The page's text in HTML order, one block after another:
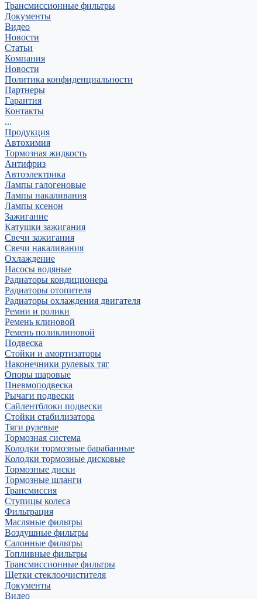
Трансмиссионные фильтры
Документы
Видео
Новости
Статьи
Компания
Новости
Политика конфиденциальности
Партнеры
Гарантия
Контакты
...
Продукция
Автохимия
Тормозная жидкость
Антифриз
Автоэлектрика
Лампы галогеновые
Лампы накаливания
Лампы ксенон
Зажигание
Катушки зажигания
Свечи зажигания
Свечи накаливания
Охлаждение
Насосы водяные
Радиаторы кондиционера
Радиаторы отопителя
Радиаторы охлаждения двигателя
Ремни и ролики
Ремень клиновой
Ремень поликлиновой
Подвеска
Стойки и амортизаторы
Наконечники рулевых тяг
Опоры шаровые
Пневмоподвеска
Рычаги подвески
Сайлентблоки подвески
Стойки стабилизатора
Тяги рулевые
Тормозная система
Колодки тормозные барабанные
Колодки тормозные дисковые
Тормозные диски
Тормозные шланги
Трансмиссия
Ступицы колеса
Фильтрация
Масляные фильтры
Воздушные фильтры
Салонные фильтры
Топливные фильтры
Трансмиссионные фильтры
Щетки стеклоочистителя
Документы
Видео